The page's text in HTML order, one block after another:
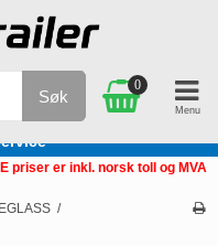
Personlig service
Søk
0
priser er inkl. norsk toll og MVA
/